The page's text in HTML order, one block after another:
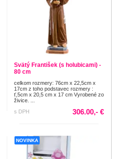
Svätý František (s holubicami) -
80 cm
celkom rozmery: 76cm x 22,5cm x
17cm z toho podstavec rozmery :
ť,5cm x 20,5 cm x 17 cm Vyrobené zo
živice. ...
s DPH
306.00,- €
NOVINKA